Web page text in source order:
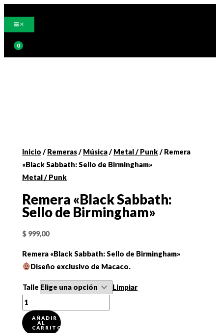
contenido
Inicio / Remeras/ Música/ Metal / Punk/ Remera
«Black Sabbath: Sello de Birmingham»
Metal / Punk
Remera «Black Sabbath:
Sello de Birmingham»
$ 999,00
Remera «Black Sabbath: Sello de Birmingham»
Diseño exclusivo de Macaco.
Talle
Limpiar
Remera
"Black
Sabbath:
AÑADIR
AL
CARRITO